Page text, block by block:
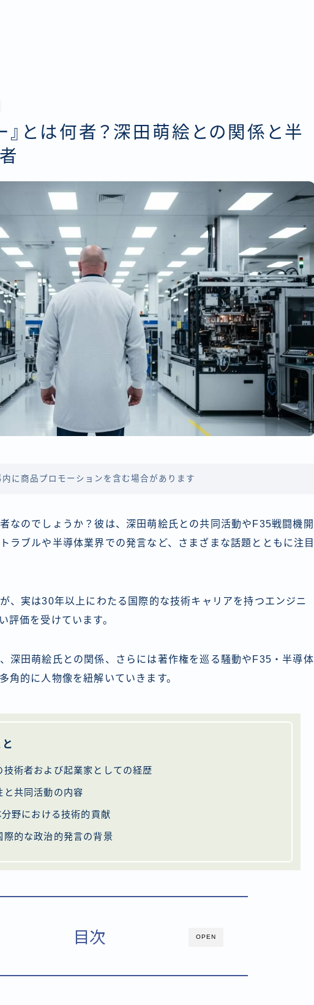
』とは何者？深田萌絵との関係と半
内に商品プロモーションを含む場合があります
なのでしょうか？彼は、深田萌絵氏との共同活動やF35戦闘機開
ラブルや半導体業界での発言など、さまざまな話題とともに注目
、実は30年以上にわたる国際的な技術キャリアを持つエンジニ
評価を受けています。
深田萌絵氏との関係、さらには著作権を巡る騒動やF35・半導体
角的に人物像を紐解いていきます。
技術者および起業家としての経歴
と共同活動の内容
野における技術的貢献
際的な政治的発言の背景
OPEN
目次